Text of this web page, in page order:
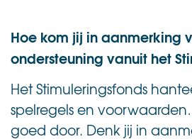
Hoe kom jij in aanmerking
ondersteuning vanuit het
Het Stimuleringsfonds
spelregels en
goed door. Denk jij in